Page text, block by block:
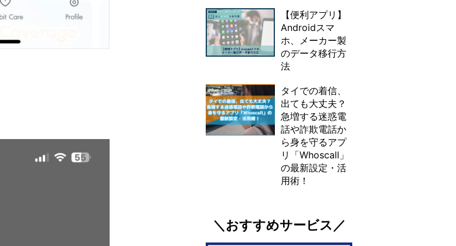
【便利アプリ】
Androidスマ
ホ、メーカー製
のデータ移行方
法
タイでの着信、
出ても大丈夫？
急増する迷惑電
話や詐欺電話か
ら身を守るアプ
リ「Whoscall」
の最新設定・活
用術！
＼おすすめサービス／